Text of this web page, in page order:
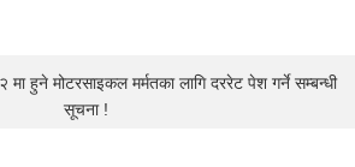
हुने मोटरसाइकल मर्मतका लागि दररेट पेश गर्ने सम्बन्धी
सूचना !